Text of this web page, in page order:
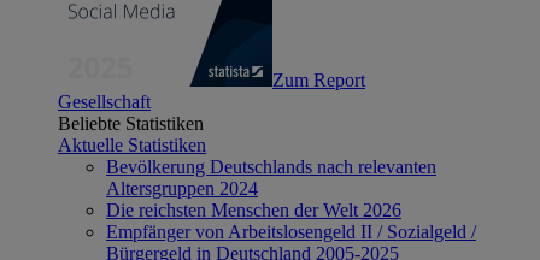
Zum Report
Gesellschaft
Beliebte Statistiken
Aktuelle Statistiken
Bevölkerung Deutschlands nach relevanten
Altersgruppen 2024
Die reichsten Menschen der Welt 2026
Empfänger von Arbeitslosengeld II / Sozialgeld /
Bürgergeld in Deutschland 2005-2025